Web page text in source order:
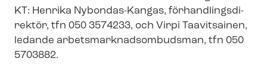
KT: Henrika Nybondas-Kangas, för­hand­lings­di­
rek­tör, tfn 050 3574233, och Virpi Taavitsainen,
ledande ar­bets­mark­nads­om­buds­man, tfn 050
5703882.